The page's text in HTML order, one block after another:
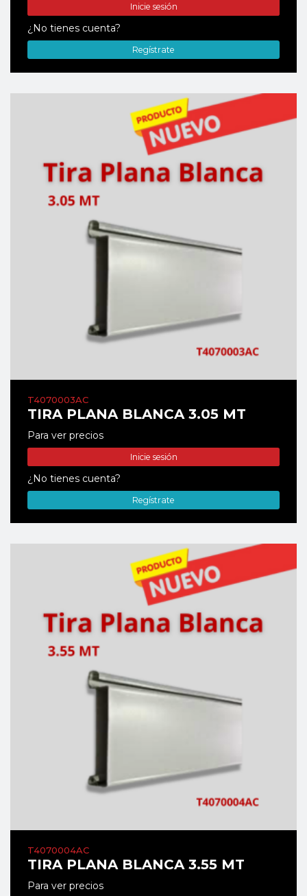
Inicie sesión
¿No tienes cuenta?
Regístrate
T4070003AC
TIRA PLANA BLANCA 3.05 MT
Para ver precios
Inicie sesión
¿No tienes cuenta?
Regístrate
T4070004AC
TIRA PLANA BLANCA 3.55 MT
Para ver precios